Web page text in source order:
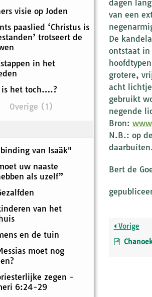
visie op Joden
paaslied ‘Christus is
trotseert de
in het
is het toch….?
Overige (1)
van Isaäk"
uw naaste
als uzelf”
van het
en de tuin
moet nog
zegen -
6:24-29
dagen
van een
De
ontstaat in
grotere,
acht
gebruikt
negende
Bron:
N.B.: op
Bert de
Vorige